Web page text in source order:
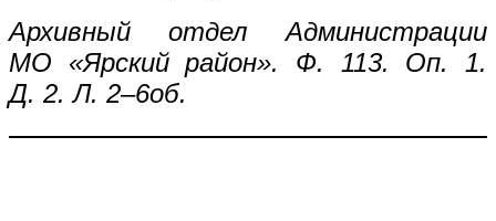
Архивный отдел Администрации
МО «Ярский район». Ф. 113. Оп. 1.
Д. 2. Л. 2–6об.